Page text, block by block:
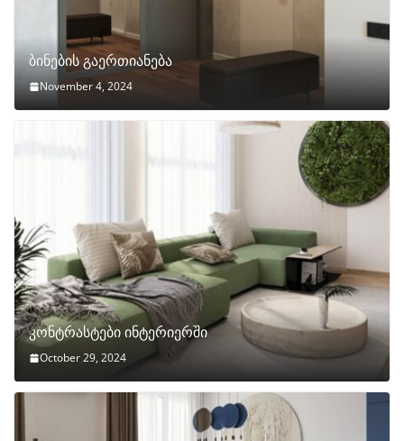
ბინების გაერთიანება
November 4, 2024
კონტრასტები ინტერიერში
October 29, 2024